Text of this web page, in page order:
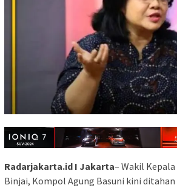
Radarjakarta.id I Jakarta– Wakil
Binjai, Kompol Agung Basuni kini